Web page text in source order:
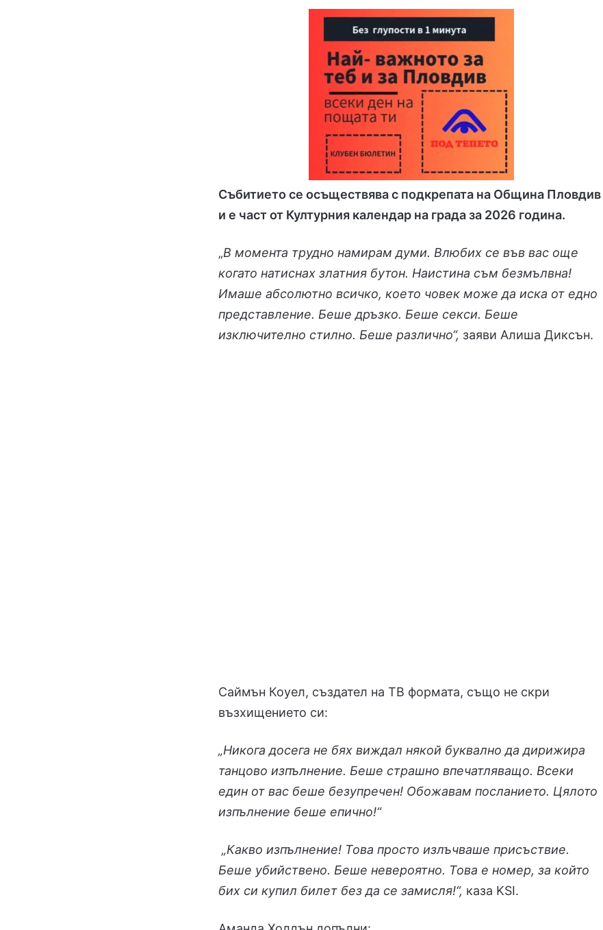
Събитието се осъществява с подкрепата на Община Пловдив
и е част от Културния календар на града за 2026 година.
„В момента трудно намирам думи. Влюбих се във вас още
когато натиснах златния бутон. Наистина съм безмълвна!
Имаше абсолютно всичко, което човек може да иска от едно
представление. Беше дръзко. Беше секси. Беше
изключително стилно. Беше различно“, заяви Алиша Диксън.
Саймън Коуел, създател на ТВ формата, също не скри
възхищението си:
„Никога досега не бях виждал някой буквално да дирижира
танцово изпълнение. Беше страшно впечатляващо. Всеки
един от вас беше безупречен! Обожавам посланието. Цялото
изпълнение беше епично!“
„Какво изпълнение! Това просто излъчваше присъствие.
Беше убийствено. Беше невероятно. Това е номер, за който
бих си купил билет без да се замисля!“, каза KSI.